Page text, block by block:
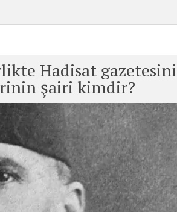
Hadisat gazetesini
şairi kimdir?